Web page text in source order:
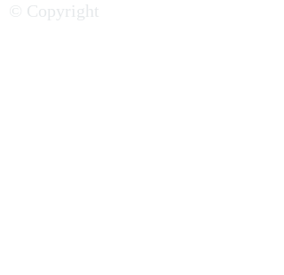
tendances business qui
© Copyright